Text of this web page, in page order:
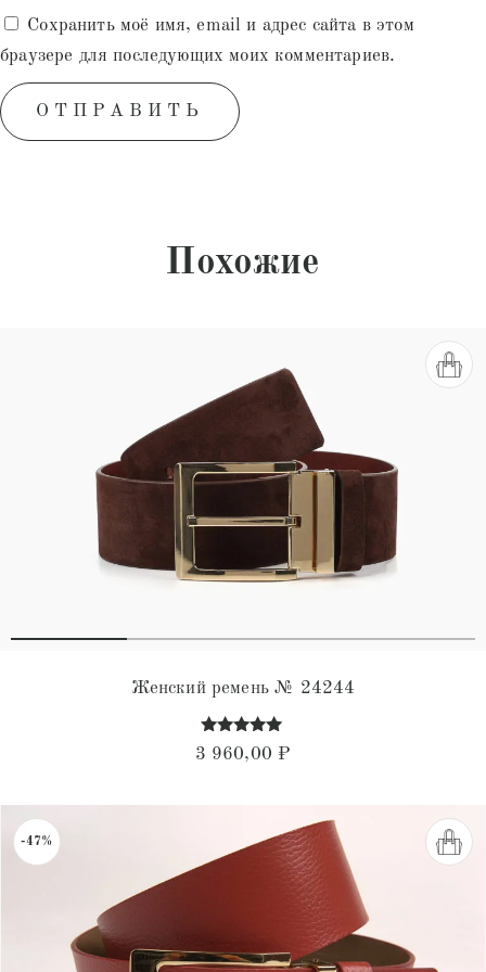
Сохранить моё имя, email и адрес сайта в этом
браузере для последующих моих комментариев.
Похожие
Женский ремень № 24244
Оценка
4.85
3 960,00 ₽
-47%